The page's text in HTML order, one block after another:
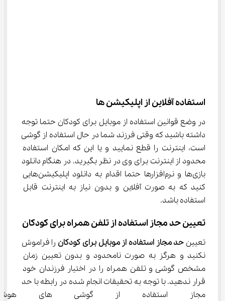
استفاده آفلاین از اپلیکیشن ها
در وضع قوانین استفاده از موبایل برای کودکان حتما توجه
داشته باشید که وقتی فرزند شما در حال استفاده از گوشی
است، اینترنت را قطع نمایید و یا این که امکان استفاده
محدود از اینترنت برای وی در نظر بگیرید. در هنگام دانلود
بازی‌ها و نرم‌افزارها حتما اقدام به دانلود اپلیکیشن‌هایی
کنید که به صورت آفلاین و بدون نیاز به اینترنت قابل
استفاده باشد.
تعیین حد مجاز استفاده از تلفن همراه برای کودکان
تعیین حد مجاز استفاده از موبایل برای کودکان را فراموش
نکنید و هرگز به صورت نامحدود و بدون تعیین زمان
مشخص گوشی و تلفن همراه را در اختیار فرزندان خود
قرار ندهید. با توجه به تحقیقات انجام شده در رابطه با حد
مجاز استفاده از گوشی های